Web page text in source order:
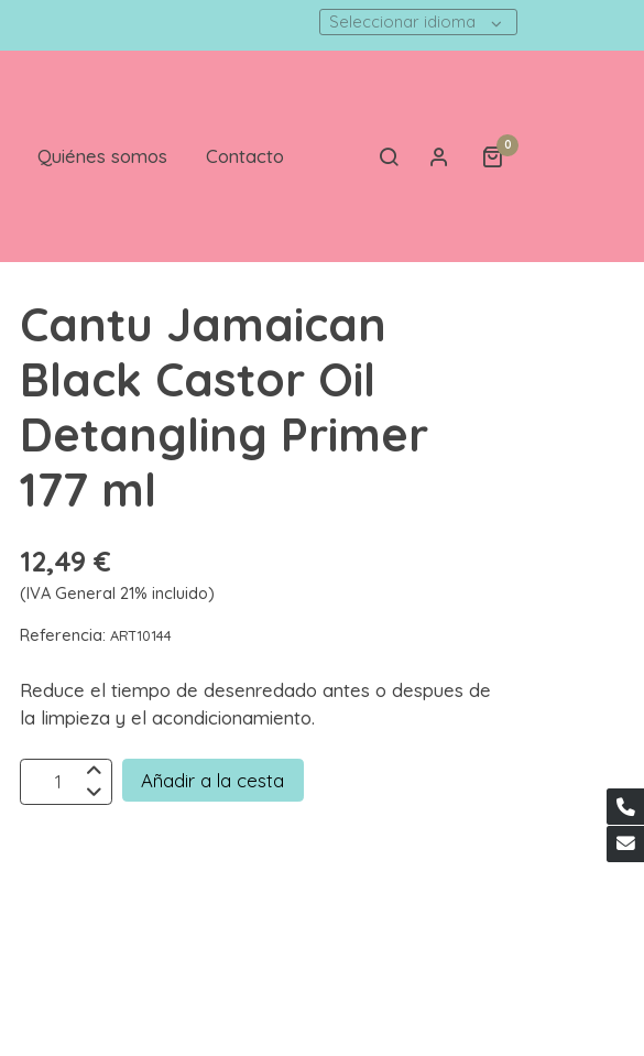
Seleccionar idioma
Quiénes somos Contacto 0
Cantu Jamaican
Black Castor Oil
Detangling Primer
177 ml
12,49 €
(IVA General 21% incluido)
Referencia:ART10144
Reduce el tiempo de desenredado antes o despues de
la limpieza y el acondicionamiento.
Añadir a la cesta